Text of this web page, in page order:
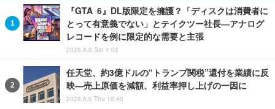
『GTA 6』DL版限定を擁護？「ディスクは消費者に
とって有意義でない」とテイクツー社長―アナログ
レコードを例に限定的な需要と主張
2026.8.8 Sat 1:02
任天堂、約3億ドルの“トランプ関税”還付を業績に反
映―売上原価を減額、利益率押し上げの一因に
2026.8.6 Thu 18:40